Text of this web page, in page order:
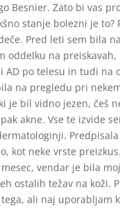
Besnier. Zato bi vas
stanje bolezni je to?
Pred leti sem bila na
oddelku na preiskavah,
AD po telesu in tudi na
na pregledu pri
je bil vidno jezen, češ
akne. Vse te izvide
kot neke vrste
vendar je bila
ostalih težav na koži.
ali naj uporabljam